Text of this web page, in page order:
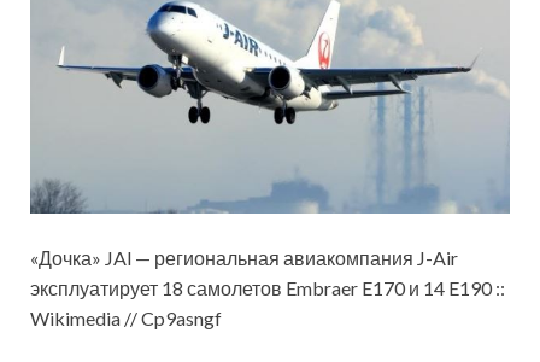
«Дочка» JAl — региональная авиакомпания J-Air
эксплуатирует 18 самолетов Embraer E170 и 14 E190 ::
Wikimedia // Cp9asngf